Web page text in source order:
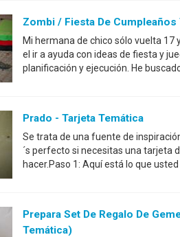
Zombi / Fiesta De
Mi hermana de chico sólo vuelta
el ir a ayuda con ideas de fiesta y
planificación y ejecución. He
Prado - Tarjeta Temática
Se trata de una fuente de
´s perfecto si necesitas una tarjeta
hacer.Paso 1: Aquí está lo que
Prepara Set De Regalo De
Temática)